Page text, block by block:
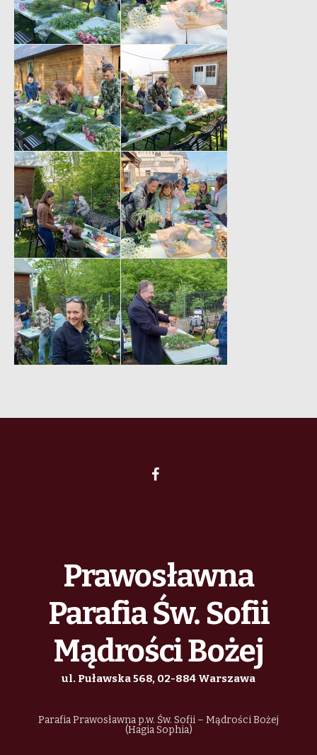
Prawosławna
Parafia Św. Sofii
Mądrości Bożej
ul. Puławska 568, 02-884 Warszawa
Parafia Prawosławna p.w. Św. Sofii – Mądrości Bożej
(Hagia Sophia)